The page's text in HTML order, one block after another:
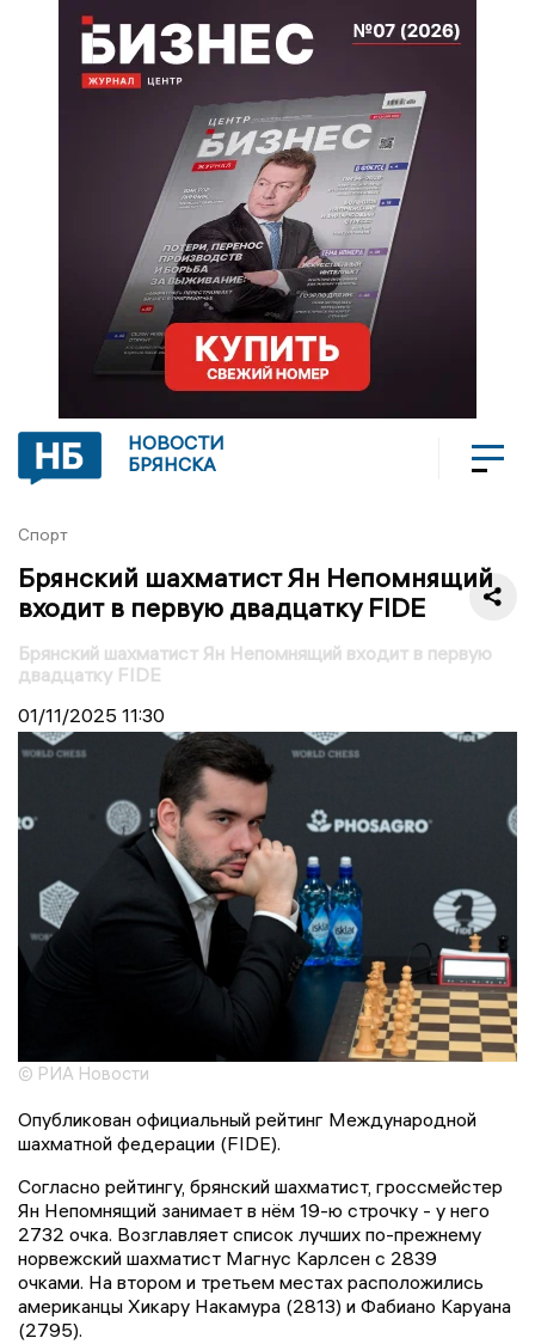
НОВОСТИ
БРЯНСКА
Спорт
Брянский шахматист Ян Непомнящий
входит в первую двадцатку FIDE
Брянский шахматист Ян Непомнящий входит в первую
двадцатку FIDE
01/11/2025 11:30
© РИА Новости
Опубликован официальный рейтинг Международной
шахматной федерации (FIDE).
Согласно рейтингу, брянский шахматист, гроссмейстер
Ян Непомнящий занимает в нём 19-ю строчку - у него
2732 очка. Возглавляет список лучших по-прежнему
норвежский шахматист Магнус Карлсен с 2839
очками. На втором и третьем местах расположились
американцы Хикару Накамура (2813) и Фабиано Каруана
(2795).